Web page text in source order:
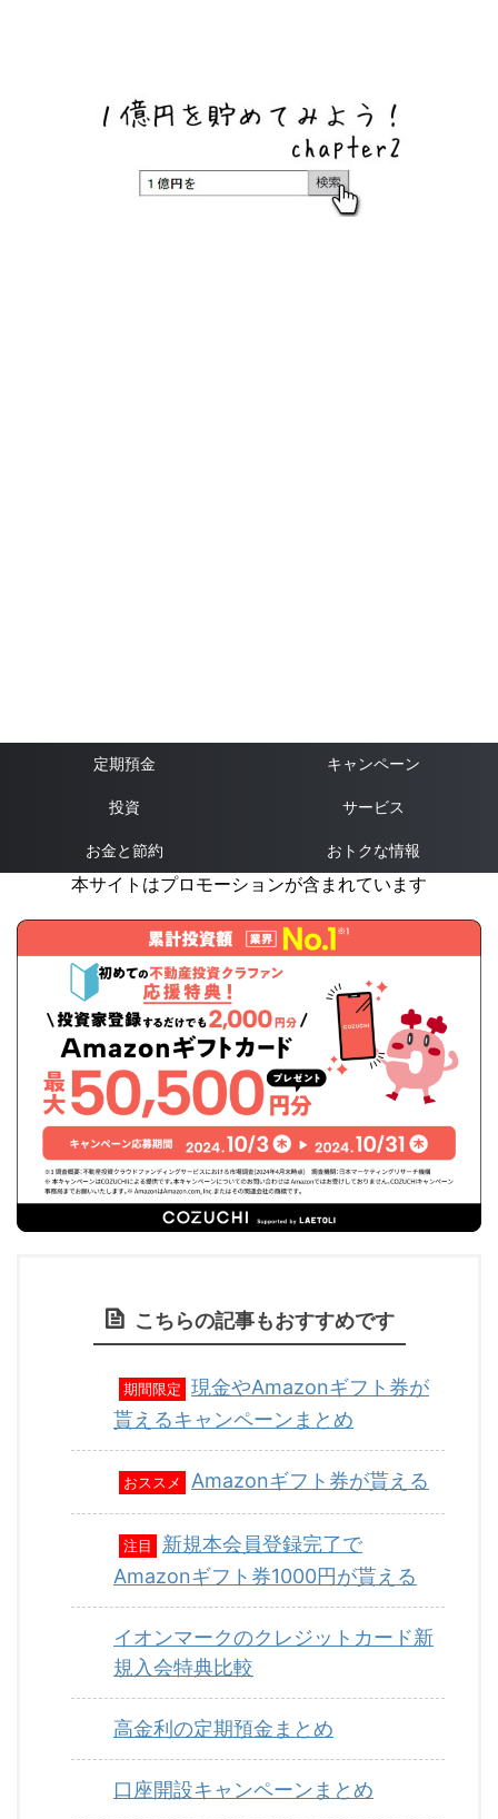
定期預金 キャンペーン
投資 サービス
お金と節約 おトクな情報
本サイトはプロモーションが含まれています
こちらの記事もおすすめです
期間限定
現金やAmazonギフト券が
貰えるキャンペーンまとめ
おススメ Amazonギフト券が貰える
注目
新規本会員登録完了で
Amazonギフト券1000円が貰える
イオンマークのクレジットカード新
規入会特典比較
高金利の定期預金まとめ
口座開設キャンペーンまとめ